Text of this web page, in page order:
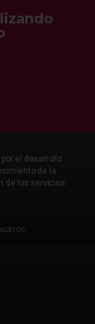
el desarrollo
de la
de los servicios